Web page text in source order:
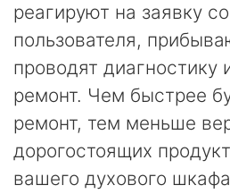
реагируют на заявку
пользователя,
проводят диагностику
ремонт. Чем быстрее
ремонт, тем меньше
дорогостоящих
вашего духового